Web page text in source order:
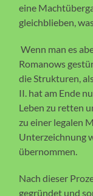
eine
gleichblieben,
Wenn man es
Romanows
die Strukturen,
II. hat am Ende
Leben zu retten
zu einer legalen
Unterzeichnung
übernommen.
Nach dieser
gegründet und